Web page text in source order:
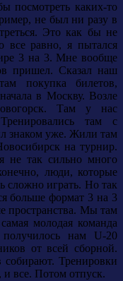
посмотреть каких-то
не был ни разу в
Это как бы не
все равно, я пытался
3 на 3. Мне вообще
пришел. Сказал наш
покупка билетов,
в Москву. Возле
Там у нас
там с
знаком уже. Жили там
на турнир.
не так сильно много
люди, которые
играть. Но так
больше формат 3 на 3
пространства. Мы там
молодая команда
нам U-20
от всей сборной.
Тренировки
все. Потом отпуск.